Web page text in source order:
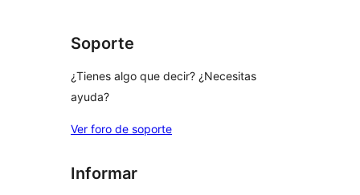
Soporte
¿Tienes algo que decir? ¿Necesitas
ayuda?
Ver foro de soporte
Informar